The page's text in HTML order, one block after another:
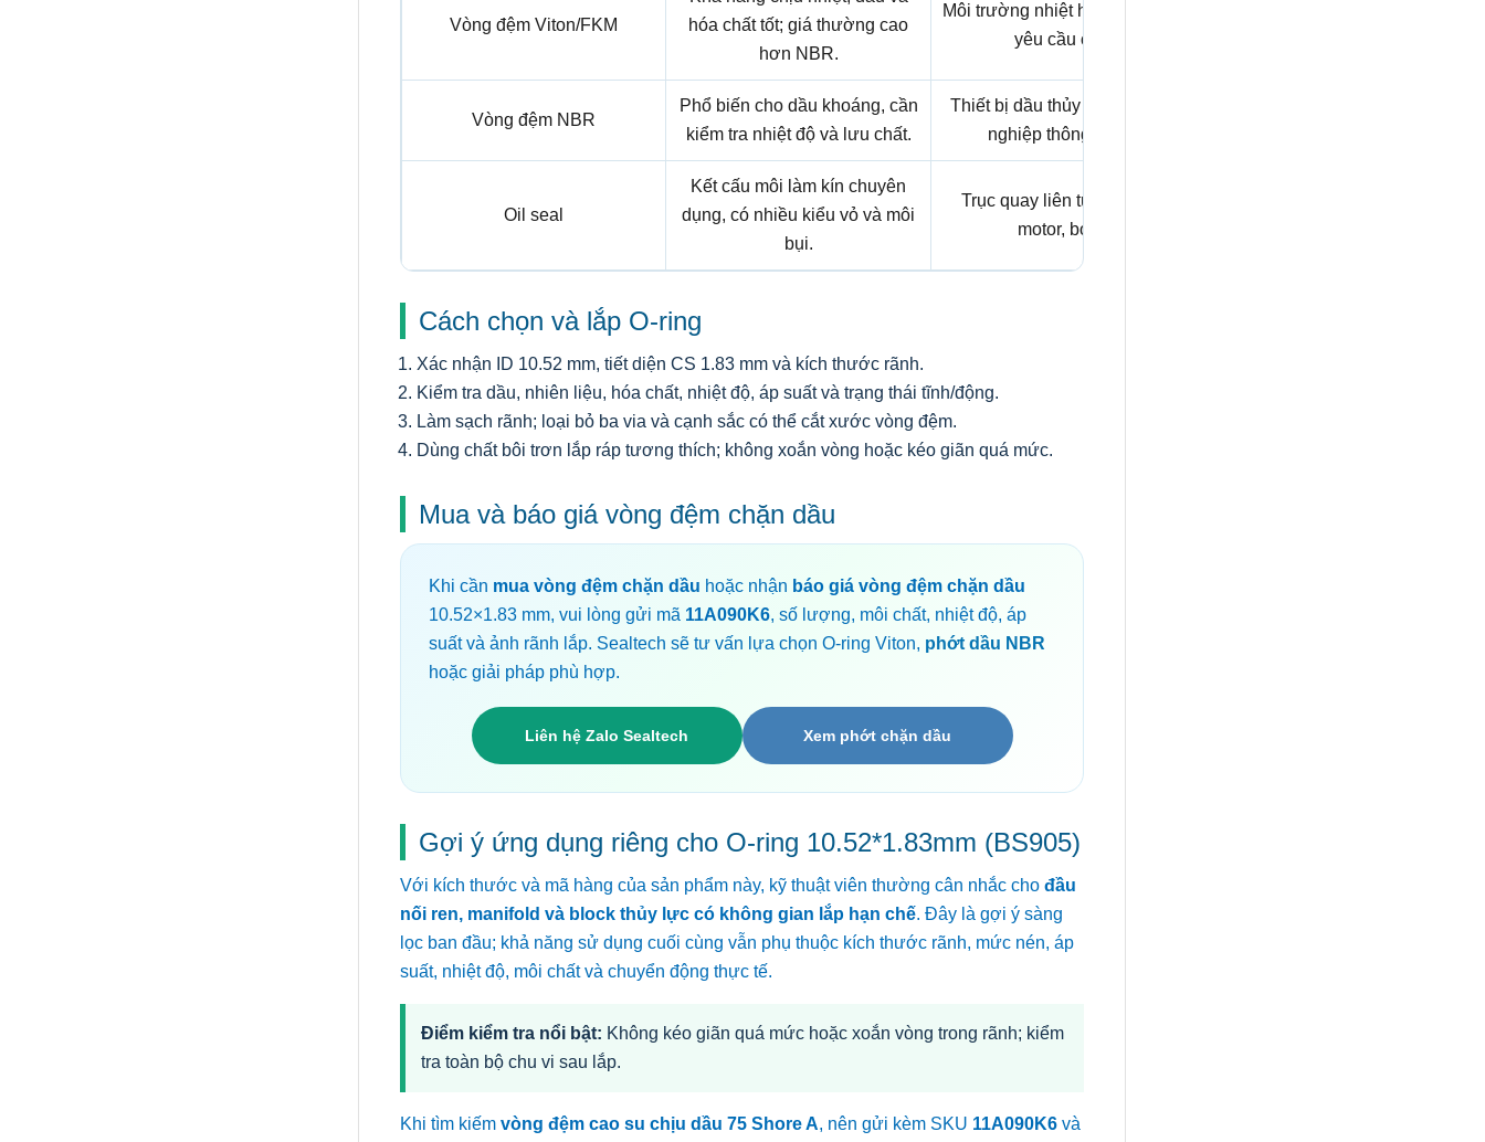
Vòng đệm Viton/FKM
hóa chất tốt; giá thường cao
hơn NBR.
Môi trường nhiệt hoặc lưu chất
yêu cầu cao.
Vòng đệm NBR
Phổ biến cho dầu khoáng, cần
kiểm tra nhiệt độ và lưu chất.
Thiết bị dầu thủy lực và công
nghiệp thông dụng.
Oil seal
Kết cấu môi làm kín chuyên
dụng, có nhiều kiểu vỏ và môi
bụi.
Trục quay liên tục, hộp số,
motor, bơm.
Cách chọn và lắp O-ring
Xác nhận ID 10.52 mm, tiết diện CS 1.83 mm và kích thước rãnh.
Kiểm tra dầu, nhiên liệu, hóa chất, nhiệt độ, áp suất và trạng thái tĩnh/động.
Làm sạch rãnh; loại bỏ ba via và cạnh sắc có thể cắt xước vòng đệm.
Dùng chất bôi trơn lắp ráp tương thích; không xoắn vòng hoặc kéo giãn quá mức.
Mua và báo giá vòng đệm chặn dầu
Khi cần mua vòng đệm chặn dầu hoặc nhận báo giá vòng đệm chặn dầu
10.52×1.83 mm, vui lòng gửi mã 11A090K6, số lượng, môi chất, nhiệt độ, áp
suất và ảnh rãnh lắp. Sealtech sẽ tư vấn lựa chọn O-ring Viton, phớt dầu NBR
hoặc giải pháp phù hợp.
Liên hệ Zalo Sealtech Xem phớt chặn dầu
Gợi ý ứng dụng riêng cho O-ring 10.52*1.83mm (BS905)
Với kích thước và mã hàng của sản phẩm này, kỹ thuật viên thường cân nhắc cho đầu
nối ren, manifold và block thủy lực có không gian lắp hạn chế. Đây là gợi ý sàng
lọc ban đầu; khả năng sử dụng cuối cùng vẫn phụ thuộc kích thước rãnh, mức nén, áp
suất, nhiệt độ, môi chất và chuyển động thực tế.
Điểm kiểm tra nổi bật: Không kéo giãn quá mức hoặc xoắn vòng trong rãnh; kiểm
tra toàn bộ chu vi sau lắp.
Khi tìm kiếm vòng đệm cao su chịu dầu 75 Shore A, nên gửi kèm SKU 11A090K6 và